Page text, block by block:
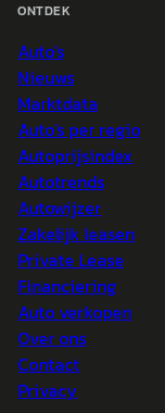
ONTDEK
Auto's
Nieuws
Marktdata
Auto's per regio
Autoprijsindex
Autotrends
Autowijzer
Zakelijk leasen
Private Lease
Financiering
Auto verkopen
Over ons
Contact
Privacy